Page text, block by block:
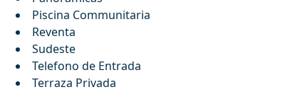
Piscina Communitaria
Reventa
Sudeste
Telefono de Entrada
Terraza Privada